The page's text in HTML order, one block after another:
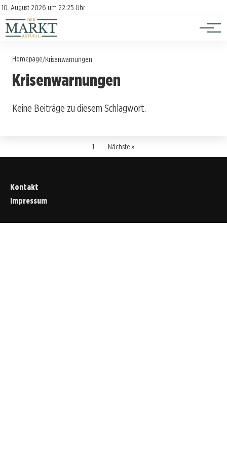
10. August 2026 um 22:25 Uhr
Kontakt
Impressum
Investition
Verbraucherschutz
Homepage/Krisenwarnungen
Krisenwarnungen
Keine Beiträge zu diesem Schlagwort.
1 Nächste »
Kontakt
Impressum